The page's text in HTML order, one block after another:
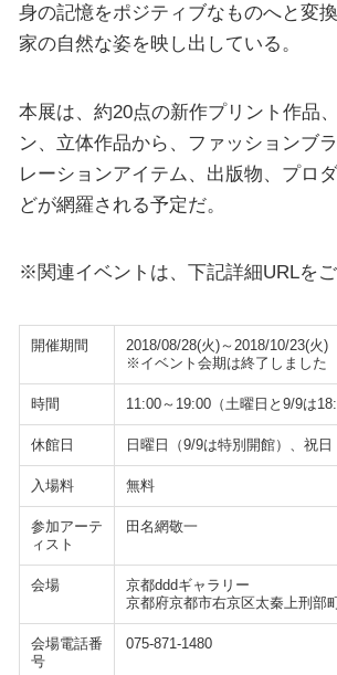
身の記憶をポジティブなものへと変
家の自然な姿を映し出している。
本展は、約20点の新作プリント作品
ン、立体作品から、ファッションブ
レーションアイテム、出版物、プロ
どが網羅される予定だ。
※関連イベントは、下記詳細URLをご
開催期間
2018/08/28(火)～2018/10/23(火)
※イベント会期は終了しました
時間 11:00～19:00（土曜日と9/9は
休館日 日曜日（9/9は特別開館）、祝日
入場料 無料
参加アーテ
ィスト
田名網敬一
会場
京都dddギャラリー
京都府京都市右京区太秦上刑部
会場電話番
号
075-871-1480